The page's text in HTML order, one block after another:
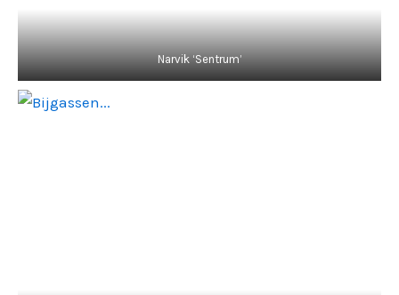
Narvik ‘Sentrum’